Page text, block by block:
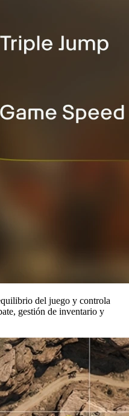
del juego y controla
gestión de inventario y